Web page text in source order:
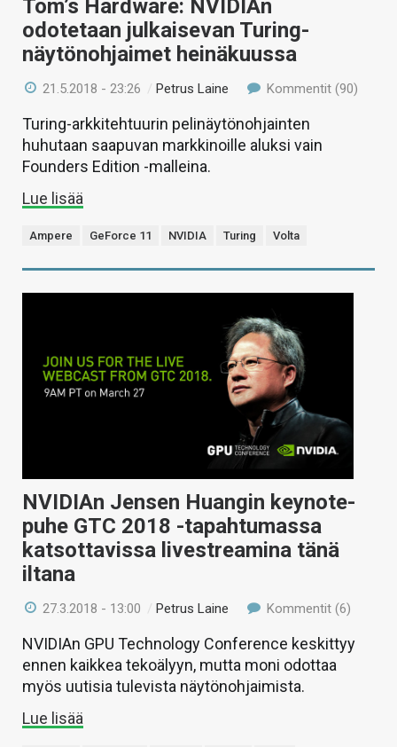
Tom’s Hardware: NVIDIAn
odotetaan julkaisevan Turing-
näytönohjaimet heinäkuussa
21.5.2018 - 23:26 /Petrus Laine Kommentit (90)
Turing-arkkitehtuurin pelinäytönohjainten
huhutaan saapuvan markkinoille aluksi vain
Founders Edition -malleina.
Lue lisää
Ampere GeForce 11 NVIDIA Turing Volta
NVIDIAn Jensen Huangin keynote-
puhe GTC 2018 -tapahtumassa
katsottavissa livestreamina tänä
iltana
27.3.2018 - 13:00 /Petrus Laine Kommentit (6)
NVIDIAn GPU Technology Conference keskittyy
ennen kaikkea tekoälyyn, mutta moni odottaa
myös uutisia tulevista näytönohjaimista.
Lue lisää